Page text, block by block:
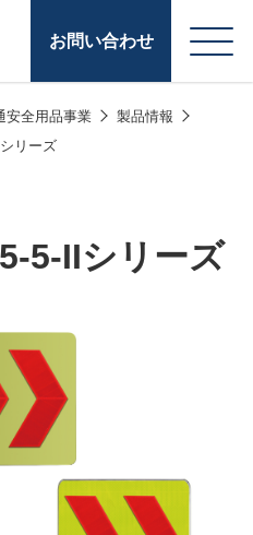
お問い合わせ
要燃料小口配送
安全用品事業
製品情報
リーズ
5-IIシリーズ